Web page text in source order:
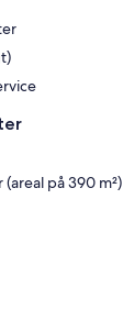
på 390 m²)